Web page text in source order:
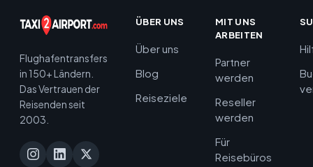
Flughafentransfers
in 150+ Ländern.
Das Vertrauen der
Reisenden seit
2003.
ÜBER UNS
Über uns
Blog
Reiseziele
MIT UNS
ARBEITEN
Partner
werden
Reseller
werden
Für
Reisebüros